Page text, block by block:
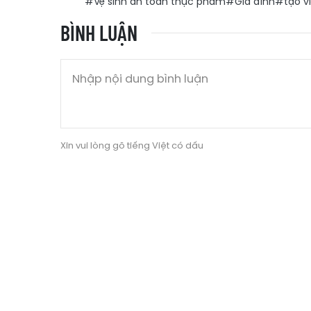
BÌNH LUẬN
Xin vui lòng gõ tiếng Việt có dấu